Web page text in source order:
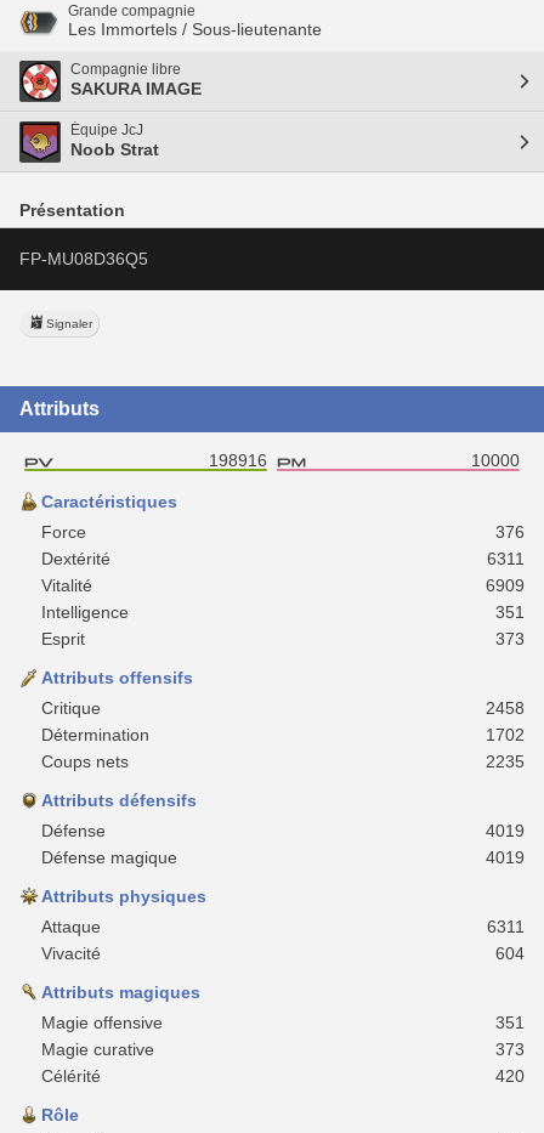
Grande compagnie
Les Immortels / Sous-lieutenante
Compagnie libre
SAKURA IMAGE
Équipe JcJ
Noob Strat
Présentation
FP-MU08D36Q5
Signaler
Attributs
198916 10000
Caractéristiques
Force
376
Dextérité
6311
Vitalité
6909
Intelligence
351
Esprit
373
Attributs offensifs
Critique
2458
Détermination
1702
Coups nets
2235
Attributs défensifs
Défense
4019
Défense magique
4019
Attributs physiques
Attaque
6311
Vivacité
604
Attributs magiques
Magie offensive
351
Magie curative
373
Célérité
420
Rôle